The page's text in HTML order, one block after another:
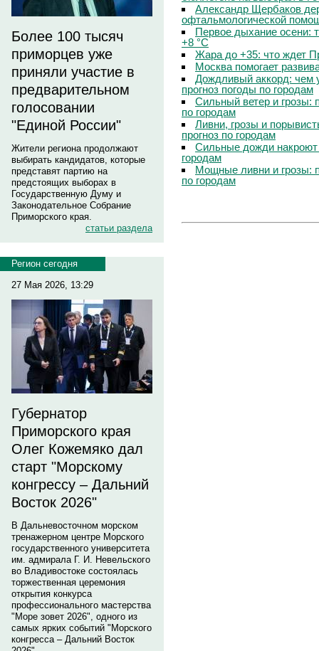
Более 100 тысяч
приморцев уже
приняли участие в
предварительном
голосовании
"Единой России"
Жители региона продолжают
выбирать кандидатов, которые
представят партию на
предстоящих выборах в
Государственную Думу и
Законодательное Собрание
Приморского края.
статьи раздела
Регион сегодня
27 Мая 2026, 13:29
Губернатор
Приморского края
Олег Кожемяко дал
старт "Морскому
конгрессу – Дальний
Восток 2026"
В Дальневосточном морском
тренажерном центре Морского
государственного университета
им. адмирала Г. И. Невельского
во Владивостоке состоялась
торжественная церемония
открытия конкурса
профессионального мастерства
"Море зовет 2026", одного из
самых ярких событий "Морского
конгресса – Дальний Восток
Александр Щербаков
офтальмологической
Первое дыхание осени:
+8 °C
Жара до +35: что ждет
Москва помогает
Дождливый аккорд: чем
прогноз погоды по городам
Сильный ветер и грозы:
по городам
Ливни, грозы и
прогноз по городам
Сильные дожди
городам
Мощные ливни и грозы:
по городам